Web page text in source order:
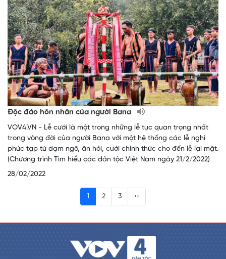
Độc đáo hôn nhân của người Bana
VOV4.VN - Lễ cưới là một trong những lễ tục quan trọng nhất
trong vòng đời của người Bana với một hệ thống các lễ nghi
phức tạp từ dạm ngõ, ăn hỏi, cưới chính thức cho đến lễ lại mặt.
(Chương trình Tìm hiểu các dân tộc Việt Nam ngày 21/2/2022)
28/02/2022
1 2 3 ››